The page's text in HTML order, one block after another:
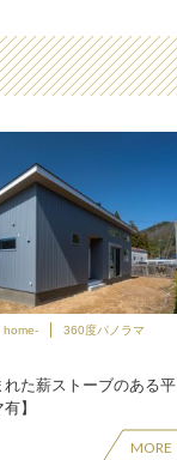
home-
360度パノラマ
れた薪ストーブのある平
】
MORE